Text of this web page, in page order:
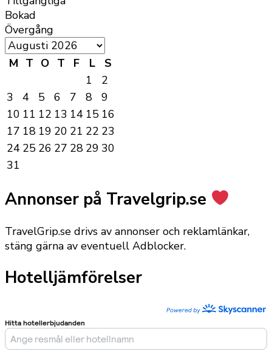
Bokad
Övergång
M T O T F L
S
1
2
3
4 5 6 7 8
9
10 11 12 13 14 15 16
17 18 19 20 21 22 23
24 25 26 27 28 29 30
31
Annonser på Travelgrip.se
TravelGrip.se drivs av annonser och reklamlänkar,
stäng gärna av eventuell Adblocker.
Hotelljämförelser